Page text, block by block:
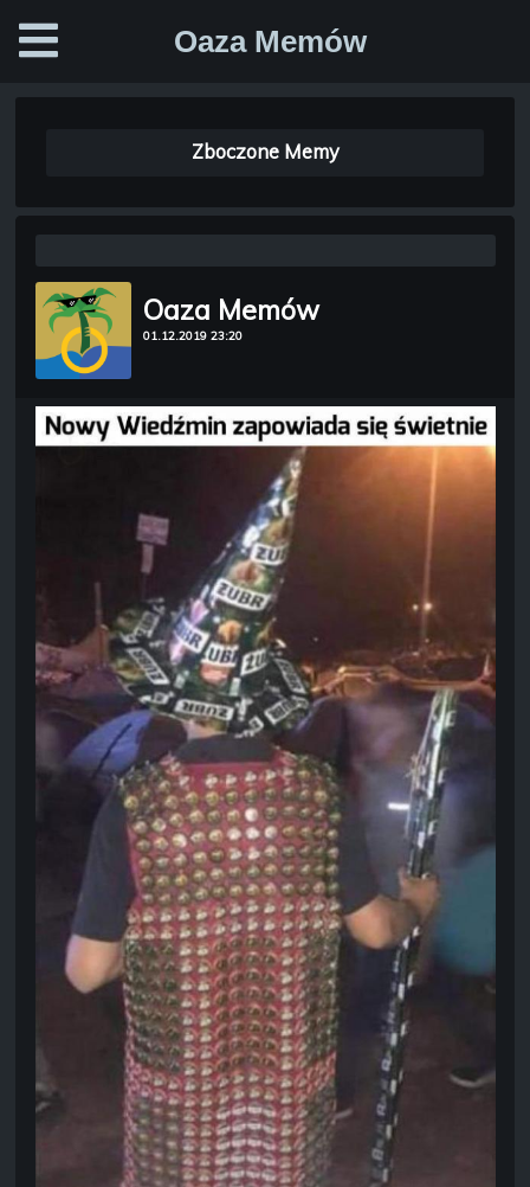
Oaza Memów
Zboczone Memy
Oaza Memów
01.12.2019 23:20